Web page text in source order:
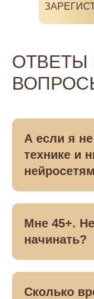
ОТВЕТЫ
А если я
технике и
Мне 45+.
начинать?
Сколько